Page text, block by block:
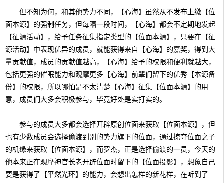
但不知为何，和其他势力不同，【心海】虽然从不发布上缴【位
面本源】的强制任务，但每隔一段时间，【心海】都会不定期地发起
【征源活动】，给予任务征集指定类型的【位面本源】，只要在【征
源活动】中表现优异的成员，就能获得来自【心海】的嘉奖，得到大
量贡献值，成员的贡献值越高，【心海】给予的权限和便利就越大，
包括更强的催眠能力和观摩更多【心海】前辈们留下的优秀【本源备
份】的权限，所以哪怕是不太清楚【心海】征集【位面本源】的用
意，成员们大多会积极参与，毕竟好处是实打实的。
参与的成员大多都会选择开辟原创位面来获取【位面本源】，但
也有少数成员会选择偷渡到别的势力旗下的位面，通过掠夺位面之子
的机缘来获取【位面本源】，而罗杰，正是选择偷渡的一员，今天的
他本来正在观摩神官长老开辟位面时留下的【位面投影】，想象自己
要是获得了【平然光环】的能力，会想出怎样的新花样，在听到了